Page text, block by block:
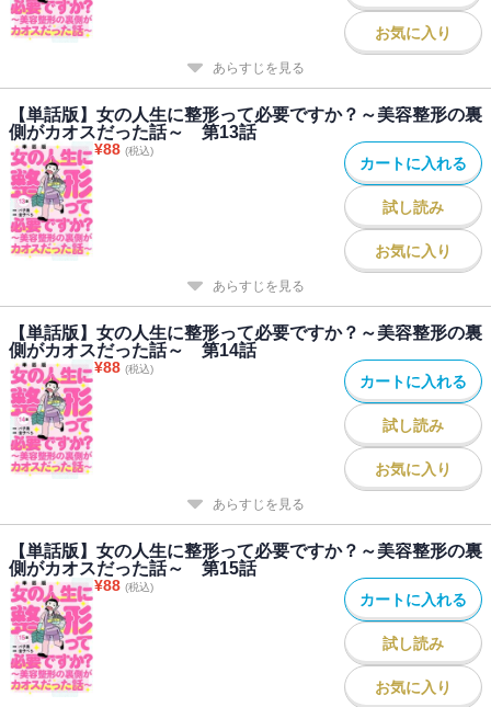
お気に入り
あらすじを見る
【単話版】女の人生に整形って必要ですか？～美容整形の裏
側がカオスだった話～ 第13話
¥88 (税込)
カートに入れる
試し読み
お気に入り
あらすじを見る
【単話版】女の人生に整形って必要ですか？～美容整形の裏
側がカオスだった話～ 第14話
¥88 (税込)
カートに入れる
試し読み
お気に入り
あらすじを見る
【単話版】女の人生に整形って必要ですか？～美容整形の裏
側がカオスだった話～ 第15話
¥88 (税込)
カートに入れる
試し読み
お気に入り